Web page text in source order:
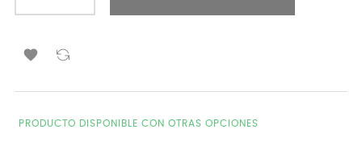

PRODUCTO DISPONIBLE CON OTRAS OPCIONES